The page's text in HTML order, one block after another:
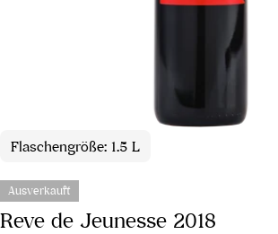
Flaschengröße: 1.5 L
Ausverkauft
Reve de Jeunesse 2018